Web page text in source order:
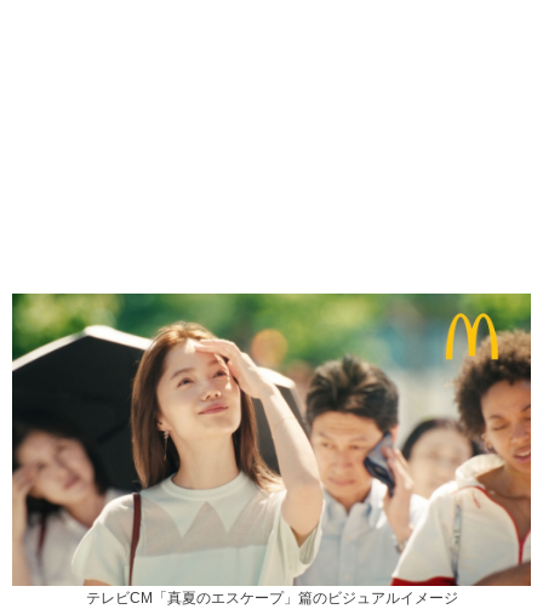
テレビCM「真夏のエスケープ」篇のビジュアルイメージ